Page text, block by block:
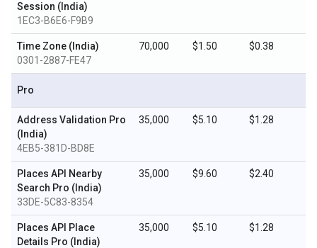
Session (India)
1EC3-B6E6-F9B9
Time Zone (India)
0301-2887-FE47
70,000 $1.50 $0.38
Pro
Address Validation Pro
(India)
4EB5-381D-BD8E
35,000 $5.10 $1.28
Places API Nearby
Search Pro (India)
33DE-5C83-8354
35,000 $9.60 $2.40
Places API Place
Details Pro (India)
35,000 $5.10 $1.28